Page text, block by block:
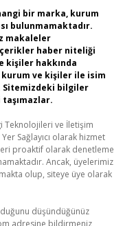
bir marka, kurum
bulunmamaktadır.
makaleler
haber niteliği
kişiler hakkında
kurum ve kişiler ile isim
bilgiler
Teknolojileri ve İletişim
Sağlayıcı olarak hizmet
proaktif olarak denetleme
Ancak, üyelerimiz
olup, siteye üye olarak
düşündüğünüz
adresine bildirmeniz